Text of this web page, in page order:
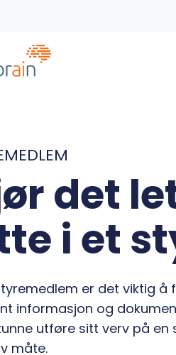
det
i et
er det viktig å
informasjon og
utføre sitt verv på en
måte.